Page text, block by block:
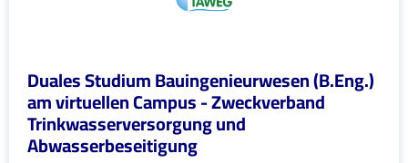
Duales Studium Bauingenieurwesen (B.Eng.)
am virtuellen Campus - Zweckverband
Trinkwasserversorgung und
Abwasserbeseitigung